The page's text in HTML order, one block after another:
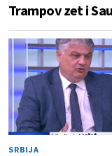
Trampov zet i
SRBIJA